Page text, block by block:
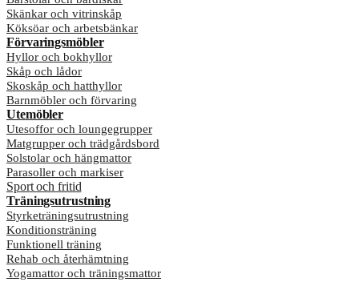
Skänkar och vitrinskåp
Köksöar och arbetsbänkar
Förvaringsmöbler
Hyllor och bokhyllor
Skåp och lådor
Skoskåp och hatthyllor
Barnmöbler och förvaring
Utemöbler
Utesoffor och loungegrupper
Matgrupper och trädgårdsbord
Solstolar och hängmattor
Parasoller och markiser
Sport och fritid
Träningsutrustning
Styrketräningsutrustning
Konditionsträning
Funktionell träning
Rehab och återhämtning
Yogamattor och träningsmattor